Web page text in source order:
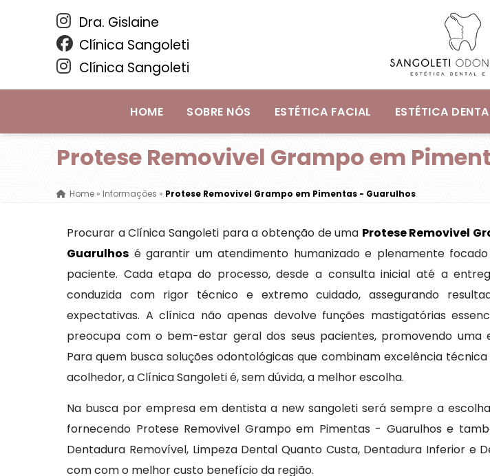
Dra. Gislaine
Clínica Sangoleti
Clínica Sangoleti
HOME SOBRE NÓS ESTÉTICA FACIAL ESTÉTICA
Protese Removivel Grampo em
Home»Informações » Protese Removivel Grampo em Pimentas - Guarulhos
Procurar a Clínica Sangoleti para a obtenção de uma Protese Removivel
Guarulhos é garantir um atendimento humanizado e plenamente
paciente. Cada etapa do processo, desde a consulta inicial até a
conduzida com rigor técnico e extremo cuidado, assegurando
expectativas. A clínica não apenas devolve funções mastigatórias
preocupa com o bem-estar geral dos seus pacientes, promovendo uma
Para quem busca soluções odontológicas que combinam excelência
acolhedor, a Clínica Sangoleti é, sem dúvida, a melhor escolha.
Na busca por empresa em dentista a new sangoleti será sempre a
fornecendo Protese Removivel Grampo em Pimentas - Guarulhos e
Dentadura Removível, Limpeza Dental Quanto Custa, Dentadura Inferior e
com com o melhor custo benefício da região.